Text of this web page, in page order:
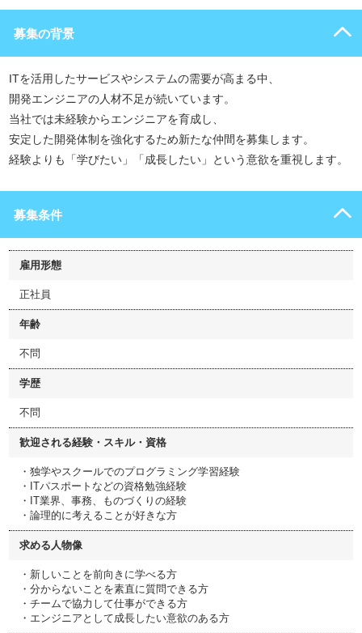
募集の背景
ITを活用したサービスやシステムの需要が高まる中、
開発エンジニアの人材不足が続いています。
当社では未経験からエンジニアを育成し、
安定した開発体制を強化するため新たな仲間を募集します。
経験よりも「学びたい」「成長したい」という意欲を重視します。
募集条件
雇用形態
正社員
年齢
不問
学歴
不問
歓迎される経験・スキル・資格
・独学やスクールでのプログラミング学習経験
・ITパスポートなどの資格勉強経験
・IT業界、事務、ものづくりの経験
・論理的に考えることが好きな方
求める人物像
・新しいことを前向きに学べる方
・分からないことを素直に質問できる方
・チームで協力して仕事ができる方
・エンジニアとして成長したい意欲のある方